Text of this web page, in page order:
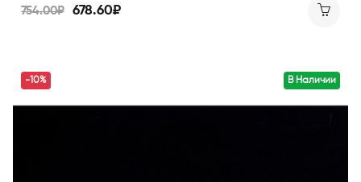
754.00₽ 678.60₽
В Наличии
-10%